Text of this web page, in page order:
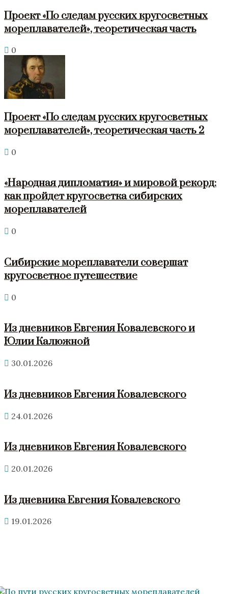
Проект «По следам русских кругосветных
мореплавателей», теоретическая часть
0
Проект «По следам русских кругосветных
мореплавателей», теоретическая часть 2
0
«Народная дипломатия» и мировой рекорд:
как пройдет кругосветка сибирских
мореплавателей
0
Сибирские мореплаватели совершат
кругосветное путешествие
0
Из дневников Евгения Ковалевского и
Юлии Калюжной
30.01.2026
Из дневников Евгения Ковалевского
24.01.2026
Из дневников Евгения Ковалевского
20.01.2026
Из дневника Евгения Ковалевского
19.01.2026